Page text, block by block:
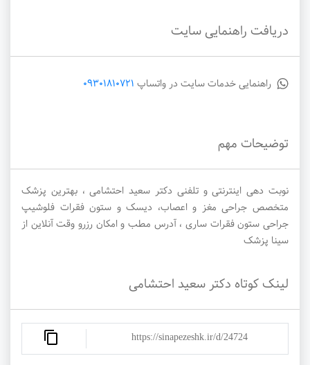
دریافت راهنمایی سایت
راهنمایی خدمات سایت در واتساپ 09301810721
توضیحات مهم
نوبت دهی اینترنتی و تلفنی دکتر سعید احتشامی ، بهترین پزشک
متخصص جراحی مغز و اعصاب، دیسک و ستون فقرات فلوشیپ
جراحی ستون فقرات ساری ، آدرس مطب و امکان رزرو وقت آنلاین از
سینا پزشک
لینک کوتاه دکتر سعید احتشامی
https://sinapezeshk.ir/d/24724